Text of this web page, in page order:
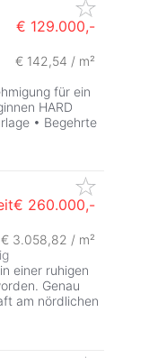
€ 129.000,-
€ 142,54 / m²
für ein
HARD
• Begehrte
€ 260.000,-
€ 3.058,82 / m²
einer ruhigen
Genau
am nördlichen